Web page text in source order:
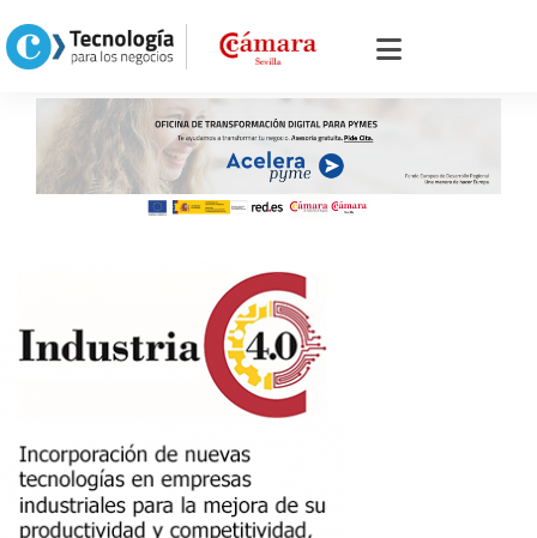
PROGRAMAS TECNOLÓGICOS
CON AYUDA ECONÓMICA FEDER